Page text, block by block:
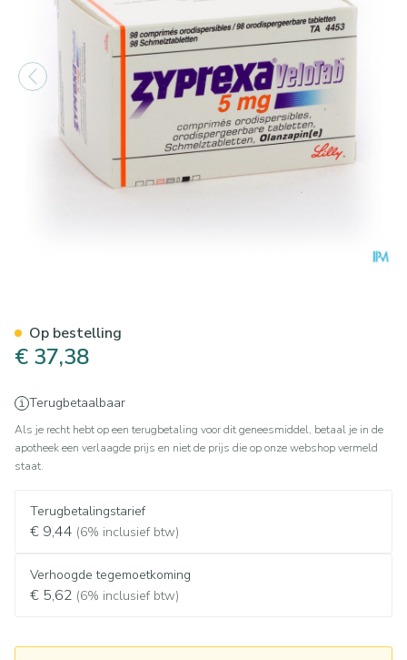
€ 37,38
Terugbetaalbaar
Als je recht hebt op een terugbetaling voor dit geneesmiddel, betaal je in de
apotheek een verlaagde prijs en niet de prijs die op onze webshop vermeld
staat.
Terugbetalingstarief
€ 9,44 (6% inclusief btw)
Verhoogde tegemoetkoming
€ 5,62 (6% inclusief btw)
Op bestelling